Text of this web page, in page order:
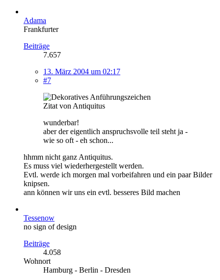
Adama
Frankfurter
Beiträge
7.657
13. März 2004 um 02:17
#7
Zitat von Antiquitus
wunderbar!
aber der eigentlich anspruchsvolle teil steht ja -
wie so oft - eh schon...
hhmm nicht ganz Antiquitus.
Es muss viel wiederhergestellt werden.
Evtl. werde ich morgen mal vorbeifahren und ein paar Bilder
knipsen.
ann können wir uns ein evtl. besseres Bild machen
Tessenow
no sign of design
Beiträge
4.058
Wohnort
Hamburg - Berlin - Dresden